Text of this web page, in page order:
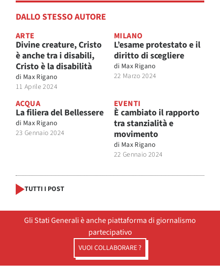
DALLO STESSO AUTORE
ARTE
Divine creature, Cristo
è anche tra i disabili,
Cristo è la disabilità
di Max Rigano
11 Aprile 2024
MILANO
L’esame protestato e il
diritto di scegliere
di Max Rigano
22 Marzo 2024
ACQUA
La filiera del Bellessere
di Max Rigano
23 Gennaio 2024
EVENTI
È cambiato il rapporto
tra stanzialità e
movimento
di Max Rigano
22 Gennaio 2024
TUTTI I POST
Gli Stati Generali è anche piattaforma di giornalismo
partecipativo
VUOI COLLABORARE ?